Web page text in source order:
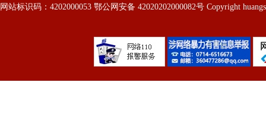
网站标识码：4202000053 鄂公网安备 42020202000082号 Copyright